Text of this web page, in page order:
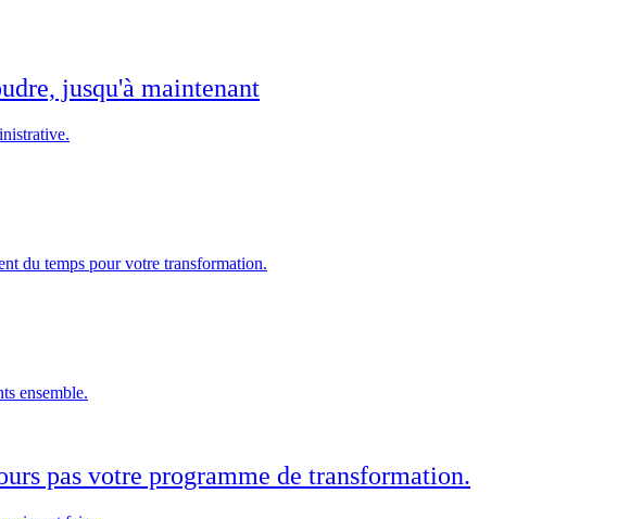
jusqu'à maintenant
du temps pour votre transformation.
ensemble.
pas votre programme de transformation.